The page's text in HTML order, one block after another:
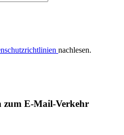
nachlesen.
zum E-Mail-Verkehr